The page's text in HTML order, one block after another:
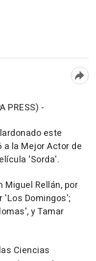
PRESS) -
este
a la Mejor Actor de
'Sorda'.
Rellán, por
'Los Domingos';
y Tamar
Ciencias